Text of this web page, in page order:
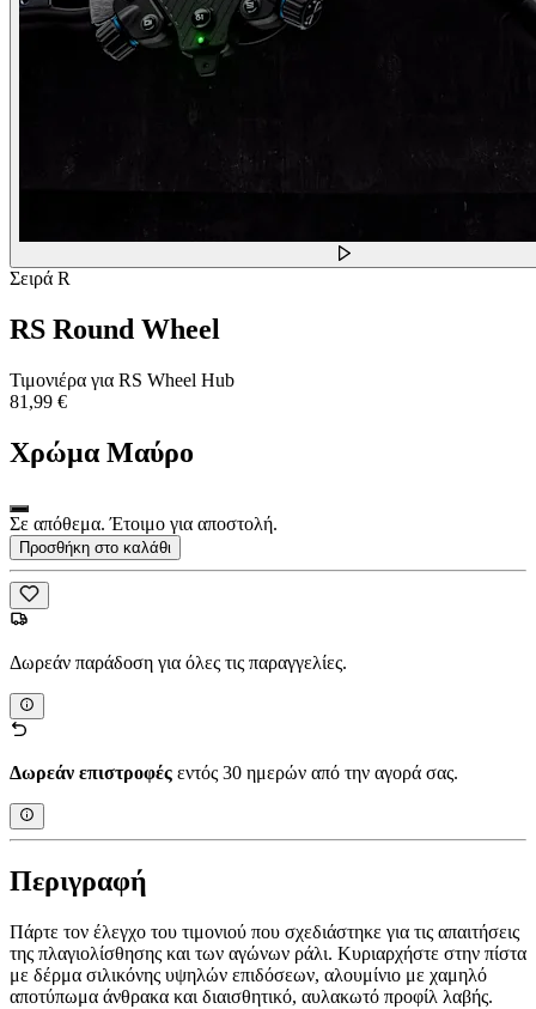
Σειρά R
RS Round Wheel
Τιμονιέρα για RS Wheel Hub
81,99 €
Χρώμα Μαύρο
Σε απόθεμα. Έτοιμο για αποστολή.
Προσθήκη στο καλάθι
Δωρεάν παράδοση για όλες τις παραγγελίες.
Δωρεάν επιστροφές εντός 30 ημερών από την αγορά σας.
Περιγραφή
Πάρτε τον έλεγχο του τιμονιού που σχεδιάστηκε για τις απαιτήσεις
της πλαγιολίσθησης και των αγώνων ράλι. Κυριαρχήστε στην πίστα
με δέρμα σιλικόνης υψηλών επιδόσεων, αλουμίνιο με χαμηλό
αποτύπωμα άνθρακα και διαισθητικό, αυλακωτό προφίλ λαβής.